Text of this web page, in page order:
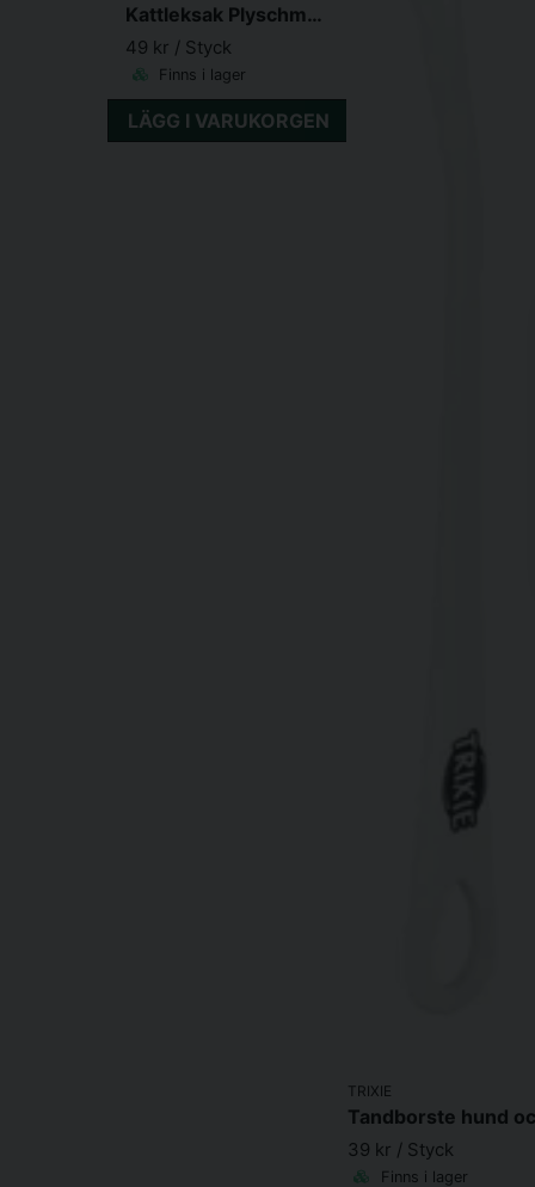
Kattleksak Plyschmus vibrerande 8,5 cm
49 kr / Styck
Finns i lager
LÄGG I VARUKORGEN
TRIXIE
39 kr / Styck
Finns i lager